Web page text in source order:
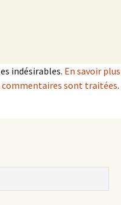
indésirables. En savoir plus
commentaires sont traitées.